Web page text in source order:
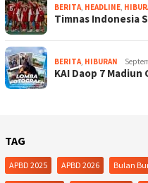
BERITA, HEADLINE,
Timnas Indonesia
BERITA, HIBURAN
KAI Daop 7
TAG
APBD 2025 APBD 2026 Bulan